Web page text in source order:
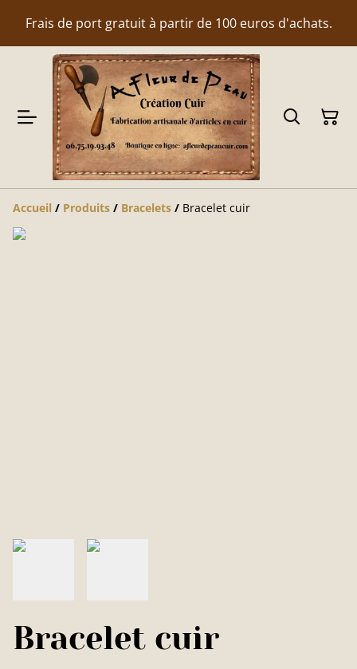
Frais de port gratuit à partir de 100 euros d'achats.
Accueil / Produits / Bracelets / Bracelet cuir
Bracelet cuir